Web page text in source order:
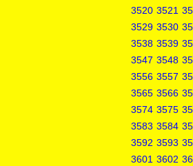
3520 3521
3529 3530
3538 3539
3547 3548
3556 3557
3565 3566
3574 3575
3583 3584
3592 3593
3601 3602